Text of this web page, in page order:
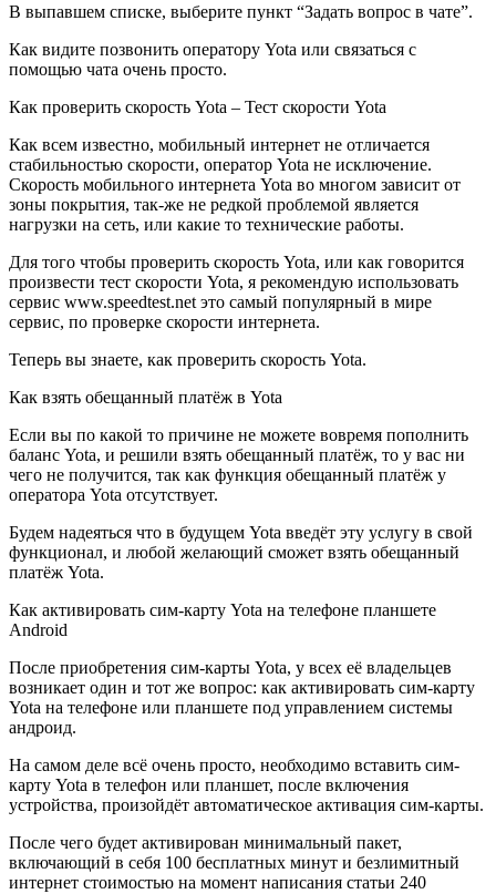
В выпавшем списке, выберите пункт “Задать вопрос в чате”.
Как видите позвонить оператору Yota или связаться с
помощью чата очень просто.
Как проверить скорость Yota – Тест скорости Yota
Как всем известно, мобильный интернет не отличается
стабильностью скорости, оператор Yota не исключение.
Скорость мобильного интернета Yota во многом зависит от
зоны покрытия, так-же не редкой проблемой является
нагрузки на сеть, или какие то технические работы.
Для того чтобы проверить скорость Yota, или как говорится
произвести тест скорости Yota, я рекомендую использовать
сервис www.speedtest.net это самый популярный в мире
сервис, по проверке скорости интернета.
Теперь вы знаете, как проверить скорость Yota.
Как взять обещанный платёж в Yota
Если вы по какой то причине не можете вовремя пополнить
баланс Yota, и решили взять обещанный платёж, то у вас ни
чего не получится, так как функция обещанный платёж у
оператора Yota отсутствует.
Будем надеяться что в будущем Yota введёт эту услугу в свой
функционал, и любой желающий сможет взять обещанный
платёж Yota.
Как активировать сим-карту Yota на телефоне планшете
Android
После приобретения сим-карты Yota, у всех её владельцев
возникает один и тот же вопрос: как активировать сим-карту
Yota на телефоне или планшете под управлением системы
андроид.
На самом деле всё очень просто, необходимо вставить сим-
карту Yota в телефон или планшет, после включения
устройства, произойдёт автоматическое активация сим-карты.
После чего будет активирован минимальный пакет,
включающий в себя 100 бесплатных минут и безлимитный
интернет стоимостью на момент написания статьи 240